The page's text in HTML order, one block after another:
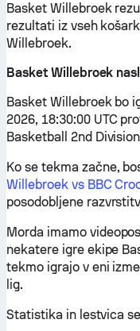
Basket Willebroek
rezultati iz vseh
Willebroek.
Basket Willebroek
Basket Willebroek bo
2026, 18:30:00 UTC
Basketball 2nd
Ko se tekma začne,
Willebroek vs BBC
posodobljene
Morda imamo
nekatere igre ekipe
tekmo igrajo v eni
lig.
Statistika in lestvica